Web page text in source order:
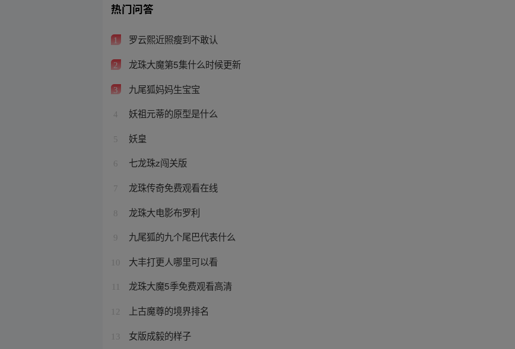
热门问答
1 罗云熙近照瘦到不敢认
2 龙珠大魔第5集什么时候更新
3 九尾狐妈妈生宝宝
4 妖祖元蒂的原型是什么
5 妖皇
6 七龙珠z闯关版
7 龙珠传奇免费观看在线
8 龙珠大电影布罗利
9 九尾狐的九个尾巴代表什么
10 大丰打更人哪里可以看
龙珠大魔5季免费观看高清
12 上古魔尊的境界排名
13 女版成毅的样子